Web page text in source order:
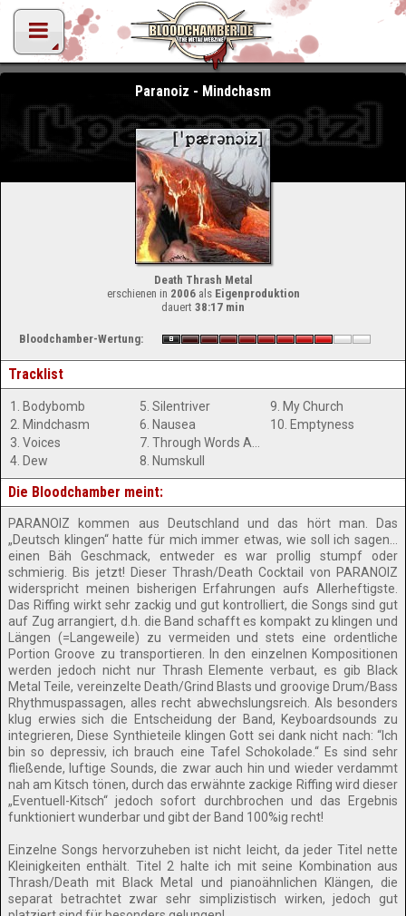
Paranoiz - Mindchasm
Death Thrash Metal
erschienen in 2006als Eigenproduktion
dauert 38:17 min
Bloodchamber-Wertung:
Tracklist
1. Bodybomb
2. Mindchasm
3. Voices
4. Dew
5. Silentriver
6. Nausea
8. Numskull
9. My Church
10. Emptyness
Die Bloodchamber meint:
PARANOIZ kommen aus Deutschland und das hört man. Das
„Deutsch klingen“ hatte für mich immer etwas, wie soll ich sagen…
einen Bäh Geschmack, entweder es war prollig stumpf oder
schmierig. Bis jetzt! Dieser Thrash/Death Cocktail von PARANOIZ
widerspricht meinen bisherigen Erfahrungen aufs Allerheftigste.
Das Riffing wirkt sehr zackig und gut kontrolliert, die Songs sind gut
auf Zug arrangiert, d.h. die Band schafft es kompakt zu klingen und
Längen (=Langeweile) zu vermeiden und stets eine ordentliche
Portion Groove zu transportieren. In den einzelnen Kompositionen
werden jedoch nicht nur Thrash Elemente verbaut, es gib Black
Metal Teile, vereinzelte Death/Grind Blasts und groovige Drum/Bass
Rhythmuspassagen, alles recht abwechslungsreich. Als besonders
klug erwies sich die Entscheidung der Band, Keyboardsounds zu
integrieren, Diese Synthieteile klingen Gott sei dank nicht nach: “Ich
bin so depressiv, ich brauch eine Tafel Schokolade.“ Es sind sehr
fließende, luftige Sounds, die zwar auch hin und wieder verdammt
nah am Kitsch tönen, durch das erwähnte zackige Riffing wird dieser
„Eventuell-Kitsch“ jedoch sofort durchbrochen und das Ergebnis
funktioniert wunderbar und gibt der Band 100%ig recht!
Einzelne Songs hervorzuheben ist nicht leicht, da jeder Titel nette
Kleinigkeiten enthält. Titel 2 halte ich mit seine Kombination aus
Thrash/Death mit Black Metal und pianoähnlichen Klängen, die
separat betrachtet zwar sehr simplizistisch wirken, jedoch gut